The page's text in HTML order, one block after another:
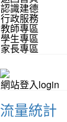
認識建德
行政服務
教師專區
學生專區
家長專區
網站登入login
流量統計